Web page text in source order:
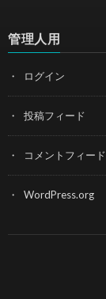
管理人用
ログイン
投稿フィード
コメントフィード
WordPress.org